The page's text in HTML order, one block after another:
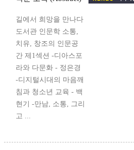
길에서 희망을 만나다
도서관 인문학 소통,
치유, 창조의 인문공
간 제1섹션 -디아스포
라와 다문화 - 정은경
-디지털시대의 마음깨
침과 청소년 교육 - 백
현기 -만남, 소통, 그리
고 ...